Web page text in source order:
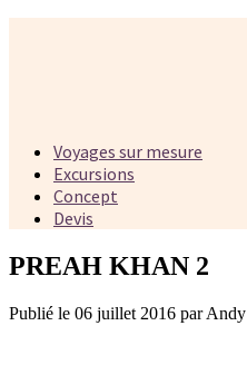
Voyages sur mesure
Excursions
Concept
Devis
PREAH KHAN 2
Publié le 06 juillet 2016 par Andy